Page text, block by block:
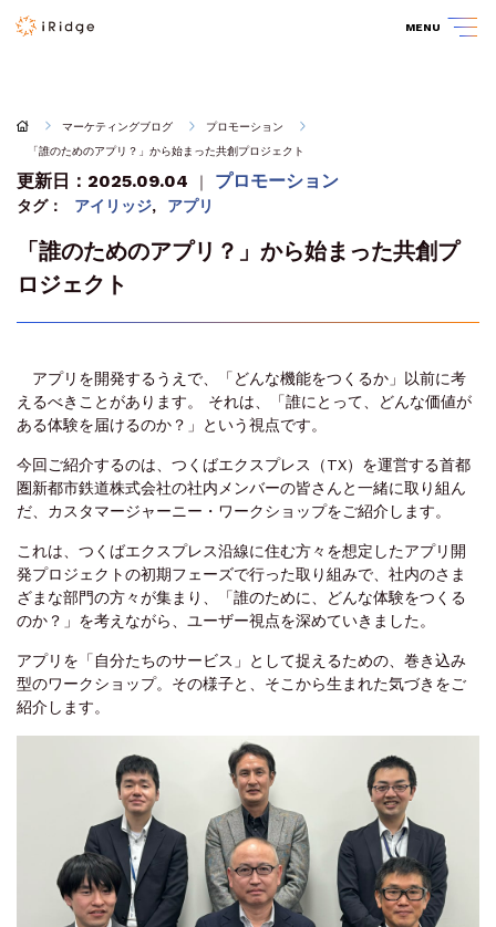
MENU
マーケティングブログ
プロモーション
「誰のためのアプリ？」から始まった共創プロジェクト
更新日：2025.09.04 ｜ プロモーション
タグ： アイリッジ, アプリ
「誰のためのアプリ？」から始まった共創プ
ロジェクト
アプリを開発するうえで、「どんな機能をつくるか」以前に考
えるべきことがあります。 それは、「誰にとって、どんな価値が
ある体験を届けるのか？」という視点です。
今回ご紹介するのは、つくばエクスプレス（TX）を運営する首都
圏新都市鉄道株式会社の社内メンバーの皆さんと一緒に取り組ん
だ、カスタマージャーニー・ワークショップをご紹介します。
これは、つくばエクスプレス沿線に住む方々を想定したアプリ開
発プロジェクトの初期フェーズで行った取り組みで、社内のさま
ざまな部門の方々が集まり、「誰のために、どんな体験をつくる
のか？」を考えながら、ユーザー視点を深めていきました。
アプリを「自分たちのサービス」として捉えるための、巻き込み
型のワークショップ。その様子と、そこから生まれた気づきをご
紹介します。